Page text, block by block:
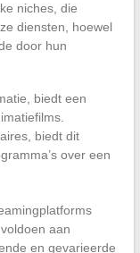
niches, die
diensten, hoewel
door hun
biedt een
biedt dit
over een
aan
en gevarieerde